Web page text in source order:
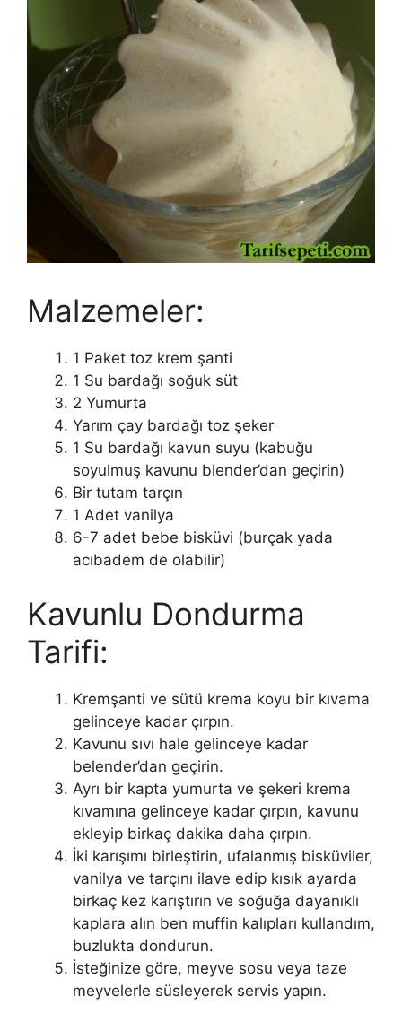
Malzemeler:
1 Paket toz krem şanti
1 Su bardağı soğuk süt
2 Yumurta
Yarım çay bardağı toz şeker
1 Su bardağı kavun suyu (kabuğu
soyulmuş kavunu blender’dan geçirin)
Bir tutam tarçın
1 Adet vanilya
6-7 adet bebe bisküvi (burçak yada
acıbadem de olabilir)
Kavunlu Dondurma
Tarifi:
Kremşanti ve sütü krema koyu bir kıvama
gelinceye kadar çırpın.
Kavunu sıvı hale gelinceye kadar
belender’dan geçirin.
Ayrı bir kapta yumurta ve şekeri krema
kıvamına gelinceye kadar çırpın, kavunu
ekleyip birkaç dakika daha çırpın.
İki karışımı birleştirin, ufalanmış bisküviler,
vanilya ve tarçını ilave edip kısık ayarda
birkaç kez karıştırın ve soğuğa dayanıklı
kaplara alın ben muffin kalıpları kullandım,
buzlukta dondurun.
İsteğinize göre, meyve sosu veya taze
meyvelerle süsleyerek servis yapın.